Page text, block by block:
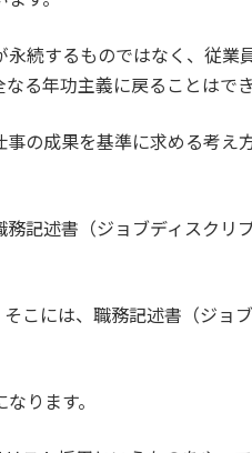
続するものではなく、従業
る年功主義に戻ることはでき
の成果を基準に求める考え
記述書（ジョブディスクリ
こには、職務記述書（ジョ
ります。